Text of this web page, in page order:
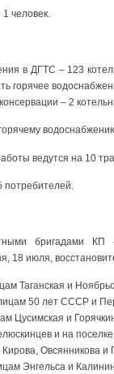
человек.
в ДГТС – 123
горячее
– 2
ведутся на 10
потребителей.
бригадами КП
18 июля,
Таганская и
50 лет СССР и
Цусимская и
и на
Овсянникова и
Энгельса и